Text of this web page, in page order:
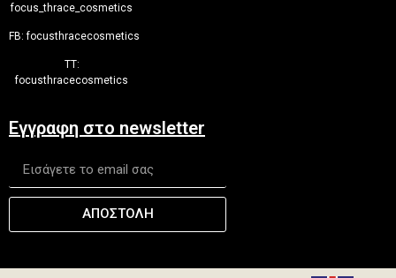
focus_thrace_cosmetics
FB:focusthracecosmetics
TT:
focusthracecosmetics
Εγγραφη στο newsletter
ΑΠΟΣΤΟΛΗ